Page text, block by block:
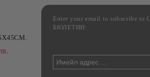
Комплект за алкохолни
Enter your email to subscribe
БЮЛЕТИН: